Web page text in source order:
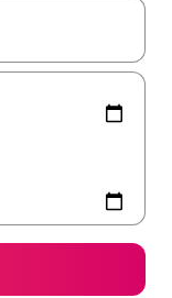
explore-os